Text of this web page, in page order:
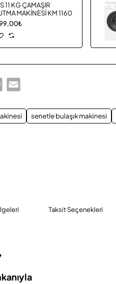
11 KG ÇAMAŞIR
MAKİNESİ KM 1160
WhatsApp
Email
senetle bulaşık makinesi
Taksit Seçenekleri